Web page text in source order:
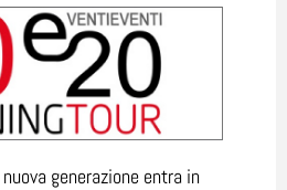
generazione entra in